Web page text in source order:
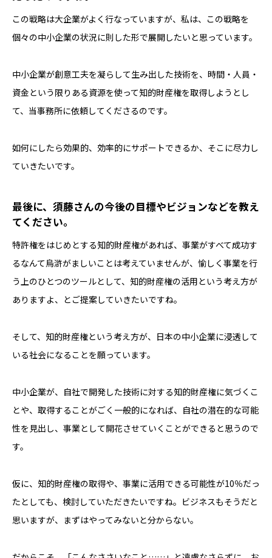
この戦略は大企業がよく行なっていますが、私は、この戦略を
個々の中小企業の状況に則した形で展開したいと思っています。
中小企業が創意工夫を凝らして生み出した技術を、時間・人員・
資金という限りある資源を使って知的財産権を取得しようとし
て、当事務所に依頼してくださるのです。
如何にしたら効果的、効率的にサポートできるか、そこに尽力し
ていきたいです。
――最後に、須藤さんの今後の目標やビジョンなどを教え
てください。
特許権をはじめとする知的財産権があれば、事業がすべて成功す
るなんて烏滸がましいことは考えていませんが、愉しく事業を行
う上のひとつのツールとして、知的財産権の活用という考え方が
ありますよ、とご提案していきたいですね。
そして、知的財産権という考え方が、日本の中小企業に浸透して
いる社会になることを願っています。
中小企業が、自社で開発した技術に対する知的財産権に気づくこ
とや、取得することがごく一般的になれば、自社の潜在的な可能
性を見出し、事業として開花させていくことができると思うので
す。
仮に、知的財産権の取得や、事業に活用できる可能性が10％だっ
たとしても、検討していただきたいですね。ビジネスもそうだと
思いますが、まずはやってみないと分からない。